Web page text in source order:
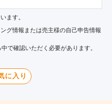
ます。
グ情報または売主様の自己申告情報
で確認いただく必要があります。
に入り